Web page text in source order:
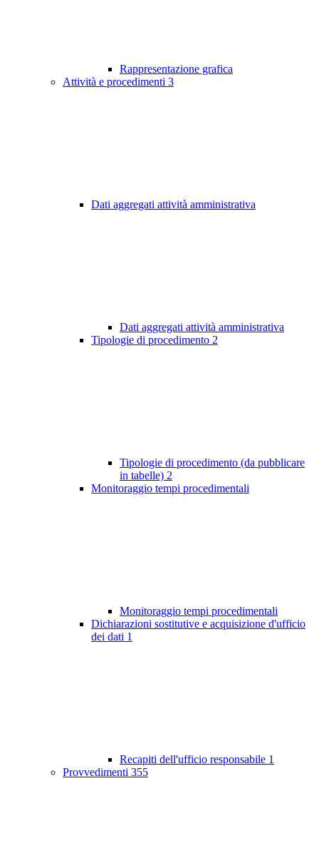
Rappresentazione grafica
Attività e procedimenti 3
Dati aggregati attività amministrativa
Dati aggregati attività amministrativa
Tipologie di procedimento 2
Tipologie di procedimento (da pubblicare
in tabelle) 2
Monitoraggio tempi procedimentali
Monitoraggio tempi procedimentali
Dichiarazioni sostitutive e acquisizione d'ufficio
dei dati 1
Recapiti dell'ufficio responsabile 1
Provvedimenti 355